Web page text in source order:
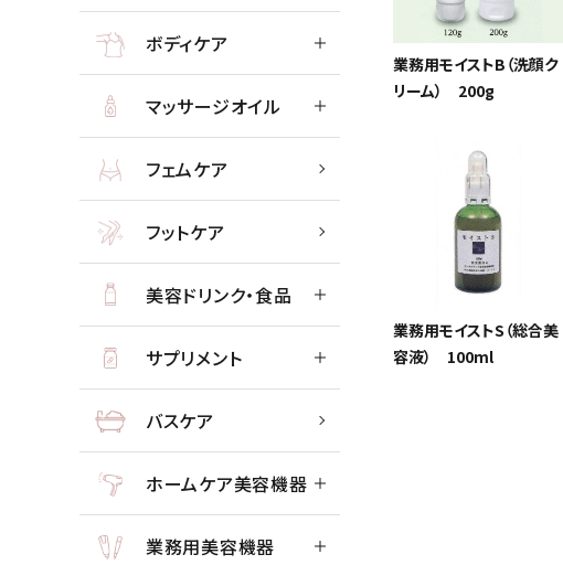
高評価商品
エステティック用品
メーカー・ブランドから探す
close
業務用モイストB（洗顔ク
リーム） 200g
業務用モイストS（総合美
容液） 100ml
ボディケア
マッサージオイル
フェムケア
フットケア
美容ドリンク・食品
サプリメント
バスケア
ホームケア美容機器
業務用美容機器